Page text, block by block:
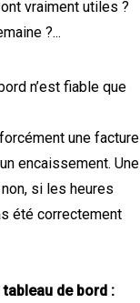
vraiment utiles ?
?...
n’est fiable que
une facture
encaissement. Une
si les heures
été correctement
de bord :